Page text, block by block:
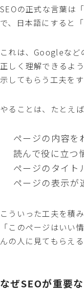
SEOの正式な言葉は
で、日本語にすると
これは、Googleなど
正しく理解できるよ
示してもらう工夫をす
やることは、たとえ
ページの内容を
読んで役に立つ
ページのタイト
ページの表示が
こういった工夫を積
「このページはいい
んの人に見てもらえ
なぜSEOが重要